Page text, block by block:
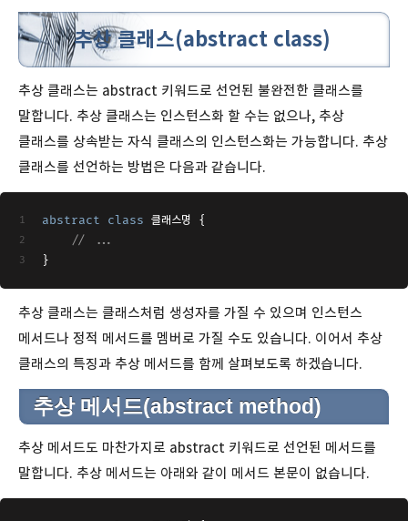
추상 클래스(abstract class)
추상 클래스는 abstract 키워드로 선언된 불완전한 클래스를
말합니다. 추상 클래스는 인스턴스화 할 수는 없으나, 추상
클래스를 상속받는 자식 클래스의 인스턴스화는 가능합니다. 추상
클래스를 선언하는 방법은 다음과 같습니다.
abstract class 클래스명 {
// ...
}
추상 클래스는 클래스처럼 생성자를 가질 수 있으며 인스턴스
메서드나 정적 메서드를 멤버로 가질 수도 있습니다. 이어서 추상
클래스의 특징과 추상 메서드를 함께 살펴보도록 하겠습니다.
추상 메서드(abstract method)
추상 메서드도 마찬가지로 abstract 키워드로 선언된 메서드를
말합니다. 추상 메서드는 아래와 같이 메서드 본문이 없습니다.